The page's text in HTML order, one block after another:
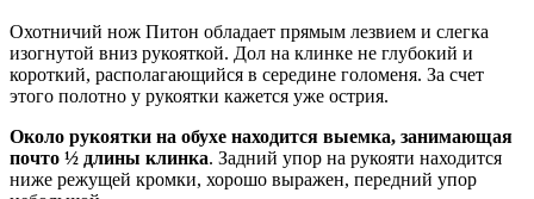
Охотничий нож Питон обладает прямым лезвием и слегка
изогнутой вниз рукояткой. Дол на клинке не глубокий и
короткий, располагающийся в середине голоменя. За счет
этого полотно у рукоятки кажется уже острия.
Около рукоятки на обухе находится выемка, занимающая
почто ½ длины клинка. Задний упор на рукояти находится
ниже режущей кромки, хорошо выражен, передний упор